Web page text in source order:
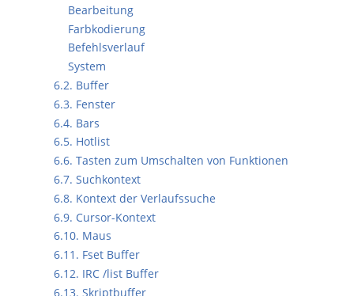
Bearbeitung
Farbkodierung
Befehlsverlauf
System
6.2. Buffer
6.3. Fenster
6.4. Bars
6.5. Hotlist
6.6. Tasten zum Umschalten von Funktionen
6.7. Suchkontext
6.8. Kontext der Verlaufssuche
6.9. Cursor-Kontext
6.10. Maus
6.11. Fset Buffer
6.12. IRC /list Buffer
6.13. Skriptbuffer